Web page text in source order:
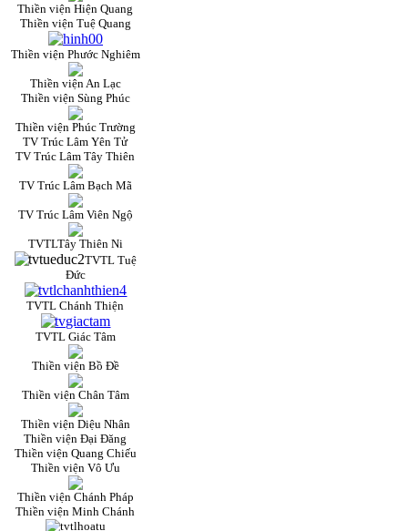
Thiền viện Hiện Quang
Thiền viện Tuệ Quang
Thiền viện Phước Nghiêm
Thiền viện An Lạc
Thiền viện Sùng Phúc
Thiền viện Phúc Trường
TV Trúc Lâm Yên Tử
TV Trúc Lâm Tây Thiên
TV Trúc Lâm Bạch Mã
TV Trúc Lâm Viên Ngộ
TVTLTây Thiên Ni
TVTL Tuệ
Đức
TVTL Chánh Thiện
TVTL Giác Tâm
Thiền viện Bồ Đề
Thiền viện Chân Tâm
Thiền viện Diệu Nhân
Thiền viện Đại Đăng
Thiền viện Quang Chiếu
Thiền viện Vô Ưu
Thiền viện Chánh Pháp
Thiền viện Minh Chánh